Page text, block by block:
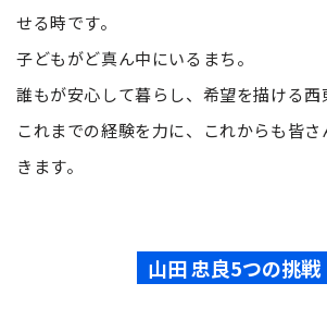
せる時です。
子どもがど真ん中にいるまち。
誰もが安心して暮らし、希望を描ける西
これまでの経験を力に、これからも皆さ
きます。
山田 忠良5つの挑戦